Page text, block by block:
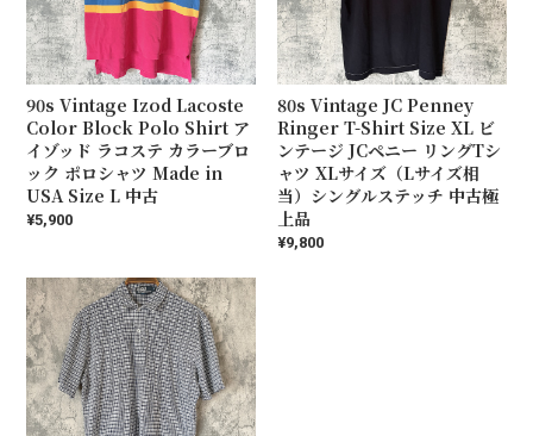
90s Vintage Izod Lacoste
Color Block Polo Shirt ア
イゾッド ラコステ カラーブロ
ック ポロシャツ Made in
USA Size L 中古
¥5,900
80s Vintage JC Penney
Ringer T-Shirt Size XL ビ
ンテージ JCペニー リングTシ
ャツ XLサイズ（Lサイズ相
当）シングルステッチ 中古極
上品
¥9,800